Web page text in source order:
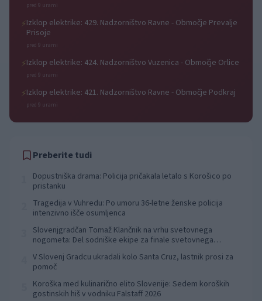
pred 9 urami
⚡Izklop elektrike: 429. Nadzorništvo Ravne - Območje Prevalje
Prisoje
pred 9 urami
⚡Izklop elektrike: 424. Nadzorništvo Vuzenica - Območje Orlice
pred 9 urami
⚡Izklop elektrike: 421. Nadzorništvo Ravne - Območje Podkraj
pred 9 urami
Preberite tudi
Dopustniška drama: Policija pričakala letalo s Korošico po
pristanku
Tragedija v Vuhredu: Po umoru 36-letne ženske policija
intenzivno išče osumljenca
Slovenjgradčan Tomaž Klančnik na vrhu svetovnega
nogometa: Del sodniške ekipe za finale svetovnega
V Slovenj Gradcu ukradali kolo Santa Cruz, lastnik prosi za
pomoč
Koroška med kulinarično elito Slovenije: Sedem koroških
gostinskih hiš v vodniku Falstaff 2026